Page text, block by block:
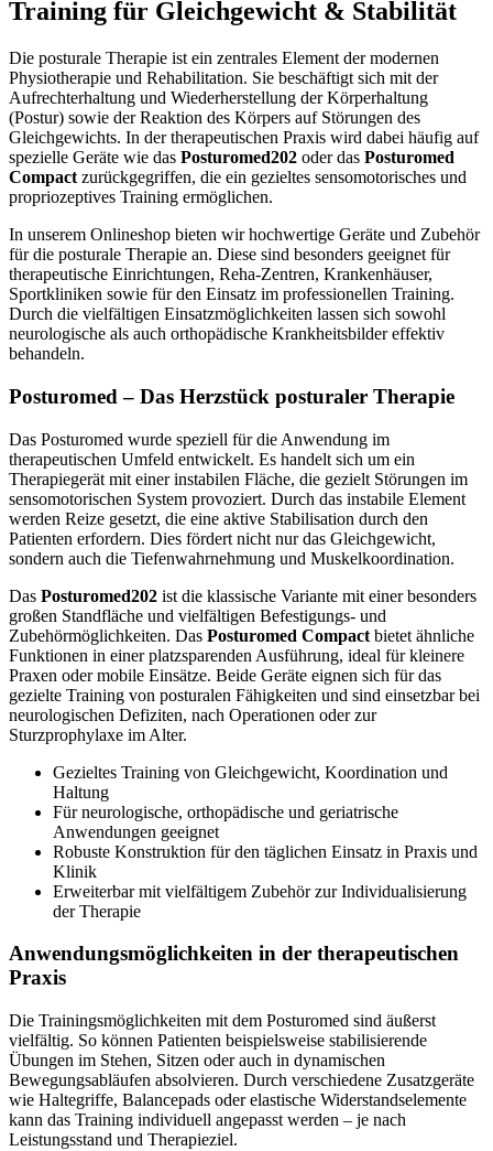
Training für Gleichgewicht & Stabilität
Die posturale Therapie ist ein zentrales Element der modernen
Physiotherapie und Rehabilitation. Sie beschäftigt sich mit der
Aufrechterhaltung und Wiederherstellung der Körperhaltung
(Postur) sowie der Reaktion des Körpers auf Störungen des
Gleichgewichts. In der therapeutischen Praxis wird dabei häufig auf
spezielle Geräte wie das Posturomed202 oder das Posturomed
Compact zurückgegriffen, die ein gezieltes sensomotorisches und
propriozeptives Training ermöglichen.
In unserem Onlineshop bieten wir hochwertige Geräte und Zubehör
für die posturale Therapie an. Diese sind besonders geeignet für
therapeutische Einrichtungen, Reha-Zentren, Krankenhäuser,
Sportkliniken sowie für den Einsatz im professionellen Training.
Durch die vielfältigen Einsatzmöglichkeiten lassen sich sowohl
neurologische als auch orthopädische Krankheitsbilder effektiv
behandeln.
Posturomed – Das Herzstück posturaler Therapie
Das Posturomed wurde speziell für die Anwendung im
therapeutischen Umfeld entwickelt. Es handelt sich um ein
Therapiegerät mit einer instabilen Fläche, die gezielt Störungen im
sensomotorischen System provoziert. Durch das instabile Element
werden Reize gesetzt, die eine aktive Stabilisation durch den
Patienten erfordern. Dies fördert nicht nur das Gleichgewicht,
sondern auch die Tiefenwahrnehmung und Muskelkoordination.
Das Posturomed202 ist die klassische Variante mit einer besonders
großen Standfläche und vielfältigen Befestigungs- und
Zubehörmöglichkeiten. Das Posturomed Compact bietet ähnliche
Funktionen in einer platzsparenden Ausführung, ideal für kleinere
Praxen oder mobile Einsätze. Beide Geräte eignen sich für das
gezielte Training von posturalen Fähigkeiten und sind einsetzbar bei
neurologischen Defiziten, nach Operationen oder zur
Sturzprophylaxe im Alter.
Gezieltes Training von Gleichgewicht, Koordination und
Haltung
Für neurologische, orthopädische und geriatrische
Anwendungen geeignet
Robuste Konstruktion für den täglichen Einsatz in Praxis und
Klinik
Erweiterbar mit vielfältigem Zubehör zur Individualisierung
der Therapie
Anwendungsmöglichkeiten in der therapeutischen
Praxis
Die Trainingsmöglichkeiten mit dem Posturomed sind äußerst
vielfältig. So können Patienten beispielsweise stabilisierende
Übungen im Stehen, Sitzen oder auch in dynamischen
Bewegungsabläufen absolvieren. Durch verschiedene Zusatzgeräte
wie Haltegriffe, Balancepads oder elastische Widerstandselemente
kann das Training individuell angepasst werden – je nach
Leistungsstand und Therapieziel.